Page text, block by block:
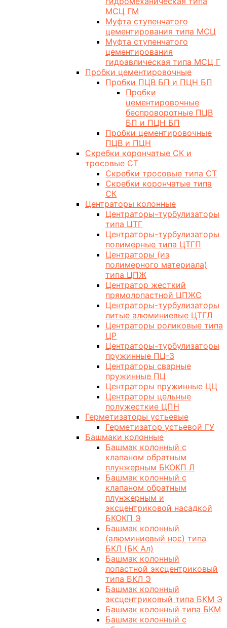
МСЦ ГМ
Муфта ступенчатого
цементирования типа МСЦ
Муфта ступенчатого
цементирования
гидравлическая типа МСЦ Г
Пробки цементировочные
Пробки ПЦВ БП и ПЦН БП
Пробки
цементировочные
беспроворотные ПЦВ
БП и ПЦН БП
Пробки цементировочные
ПЦВ и ПЦН
Скребки корончатые СК и
тросовые СТ
Скребки тросовые типа СТ
Скребки корончатые типа
СК
Центраторы колонные
Центраторы-турбулизаторы
типа ЦТГ
Центраторы-турбулизаторы
полимерные типа ЦТГП
Центраторы (из
полимерного материала)
типа ЦПЖ
Центратор жесткий
прямолопастной ЦПЖС
Центраторы-турбулизаторы
литые алюминиевые ЦТГЛ
Центраторы роликовые типа
ЦР
Центраторы-турбулизаторы
пружинные ПЦ-3
Центраторы сварные
пружинные ПЦ
Центраторы пружинные ЦЦ
Центраторы цельные
полужесткие ЦПН
Герметизаторы устьевые
Герметизатор устьевой ГУ
Башмаки колонные
Башмак колонный с
клапаном обратным
плунжерным БКОКП Л
Башмак колонный с
клапаном обратным
плунжерным и
эксцентриковой насадкой
БКОКП Э
Башмак колонный
(алюминиевый нос) типа
БКЛ (БК Ал)
Башмак колонный
лопастной эксцентриковый
типа БКЛ Э
Башмак колонный
эксцентриковый типа БКМ Э
Башмак колонный типа БКМ
Башмак колонный с